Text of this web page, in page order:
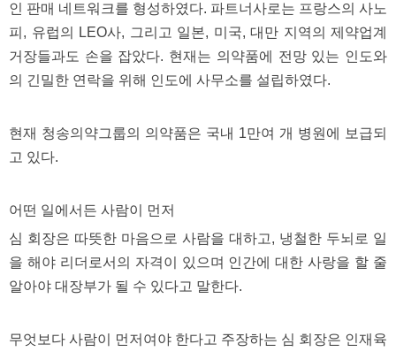
인 판매 네트워크를 형성하였다. 파트너사로는 프랑스의 사노
피, 유럽의 LEO사, 그리고 일본, 미국, 대만 지역의 제약업계
거장들과도 손을 잡았다. 현재는 의약품에 전망 있는 인도와
의 긴밀한 연락을 위해 인도에 사무소를 설립하였다.
현재 청송의약그룹의 의약품은 국내 1만여 개 병원에 보급되
고 있다.
어떤 일에서든 사람이 먼저
심 회장은 따뜻한 마음으로 사람을 대하고, 냉철한 두뇌로 일
을 해야 리더로서의 자격이 있으며 인간에 대한 사랑을 할 줄
알아야 대장부가 될 수 있다고 말한다.
무엇보다 사람이 먼저여야 한다고 주장하는 심 회장은 인재육